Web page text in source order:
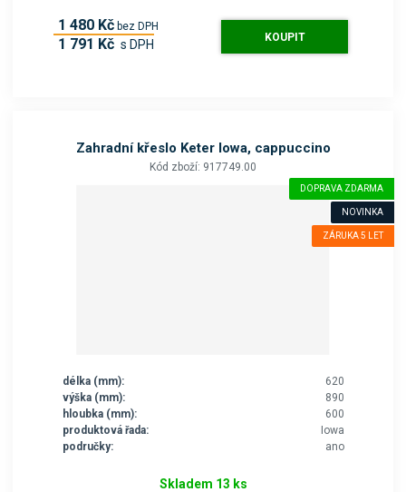
1 480 Kč bez DPH
1 791 Kč s DPH KOUPIT
Zahradní křeslo Keter Iowa, cappuccino
Kód zboží: 917749.00
DOPRAVA ZDARMA
NOVINKA
ZÁRUKA 5 LET
délka (mm):
620
výška (mm):
890
hloubka (mm):
600
produktová řada:
Iowa
područky:
ano
Skladem 13 ks